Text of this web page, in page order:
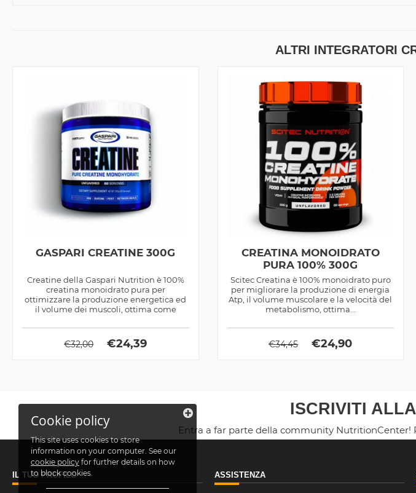
ALTRI INTEGRATORI
GASPARI CREATINE 300G
Creatine della Gaspari Nutrition è 100%
creatina monoidrato pura per
ottimizzare la produzione energetica ed
il volume dei muscoli, ottima come
€32,00 €24,39
CREATINA MONOIDRATO
PURA 100% 300G
Scitec Creatina è 100% monoidrato puro
per migliorare la produzione di energia
Atp, il volume muscolare e la velocità del
metabolismo, ottima...
€34,45 €24,90
ISCRIVITI
Entra a far parte della community NutritionCenter!
IL TUO PROFILO ASSISTENZA
Cookie policy
This site uses cookies to store
information on your computer. See our
cookie policy for further details on how
to block cookies.